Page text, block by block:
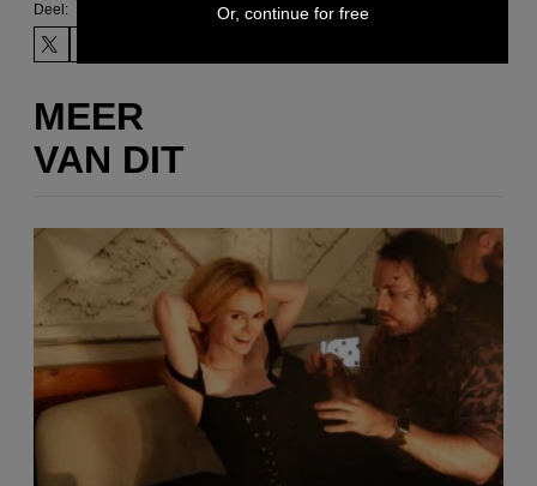
Deel:
MEER
VAN DIT
Or, continue for free